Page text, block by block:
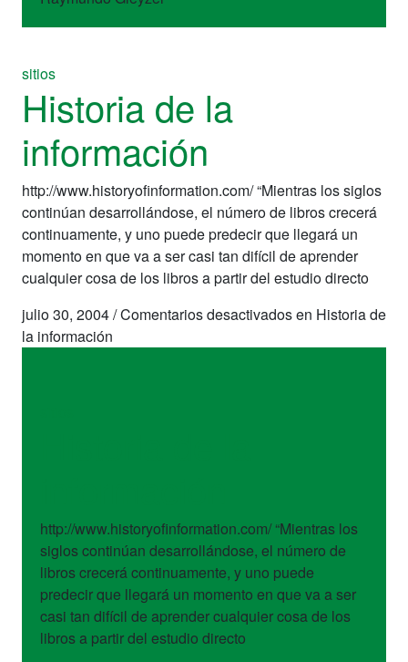
sitios
Historia de la
información
http://www.historyofinformation.com/ “Mientras los siglos
continúan desarrollándose, el número de libros crecerá
continuamente, y uno puede predecir que llegará un
momento en que va a ser casi tan difícil de aprender
cualquier cosa de los libros a partir del estudio directo
julio 30, 2004/Comentarios desactivadosen Historia de
la información
http://www.historyofinformation.com/ “Mientras los
siglos continúan desarrollándose, el número de
libros crecerá continuamente, y uno puede
predecir que llegará un momento en que va a ser
casi tan difícil de aprender cualquier cosa de los
libros a partir del estudio directo